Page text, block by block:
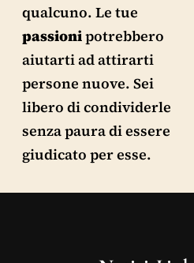
qualcuno. Le tue
passionipotrebbero
aiutarti ad attirarti
persone nuove. Sei
libero di condividerle
senza paura di essere
giudicato per esse.